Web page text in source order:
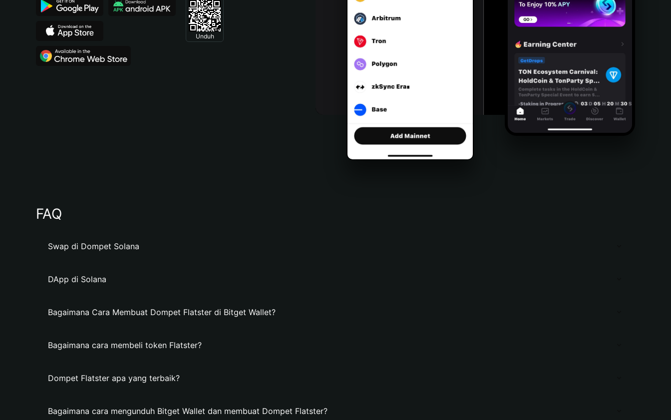
Español (Argentina)
Unduh
FAQ
Swap di Dompet Solana
DApp di Solana
Bagaimana Cara Membuat Dompet Flatster di Bitget Wallet?
Bagaimana cara membeli token Flatster?
Dompet Flatster apa yang terbaik?
Bagaimana cara mengunduh Bitget Wallet dan membuat Dompet Flatster?